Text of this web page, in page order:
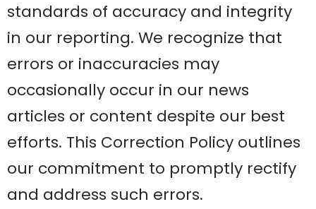
standards of accuracy and integrity
in our reporting. We recognize that
errors or inaccuracies may
occasionally occur in our news
articles or content despite our best
efforts. This Correction Policy outlines
our commitment to promptly rectify
and address such errors.